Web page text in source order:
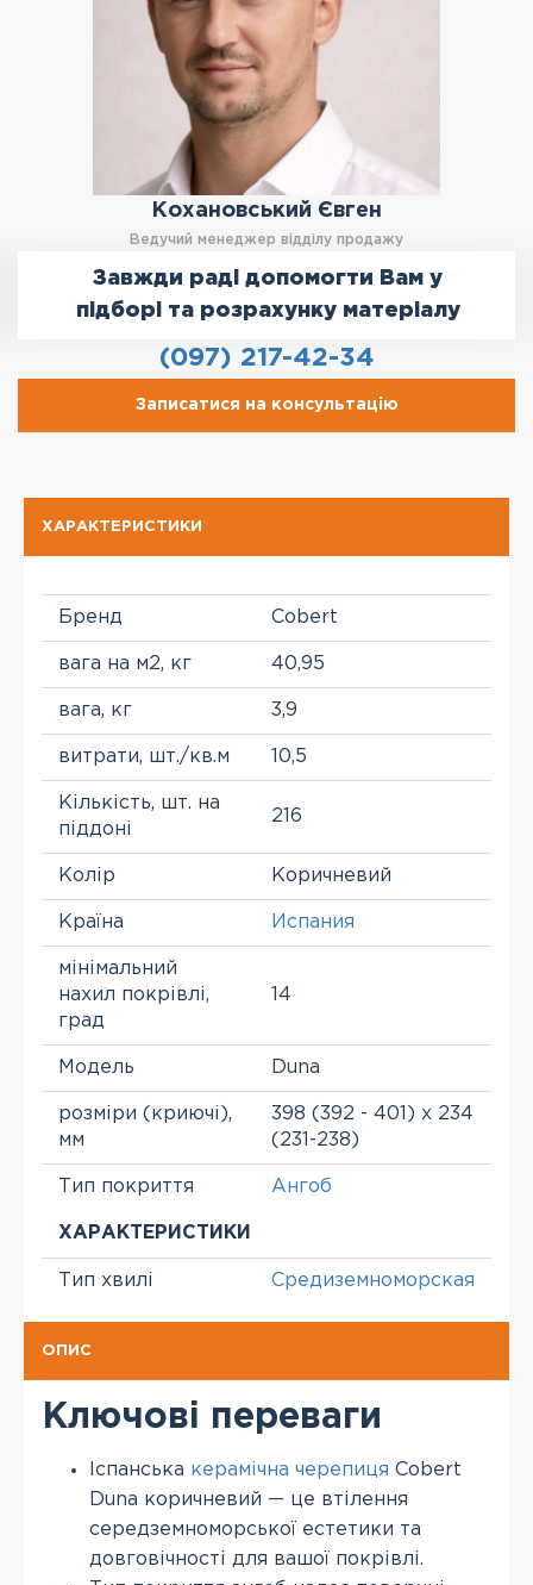
Кохановський Євген
Ведучий менеджер відділу продажу
Завжди раді допомогти Вам у
підборі та розрахунку матеріалу
(097) 217-42-34
Записатися на консультацію
ХАРАКТЕРИСТИКИ
Бренд Cobert
вага на м2, кг 40,95
вага, кг 3,9
витрати, шт./кв.м 10,5
Кількість, шт. на
піддоні
216
Колір Коричневий
Країна Испания
мінімальний
нахил покрівлі,
град
14
Модель Duna
розміри (криючі),
мм
398 (392 - 401) х 234
(231-238)
Тип покриття Ангоб
ХАРАКТЕРИСТИКИ
Тип хвилі Средиземноморская
ОПИС
Ключові переваги
Іспанська керамічна черепиця Cobert
Duna коричневий — це втілення
середземноморської естетики та
довговічності для вашої покрівлі.